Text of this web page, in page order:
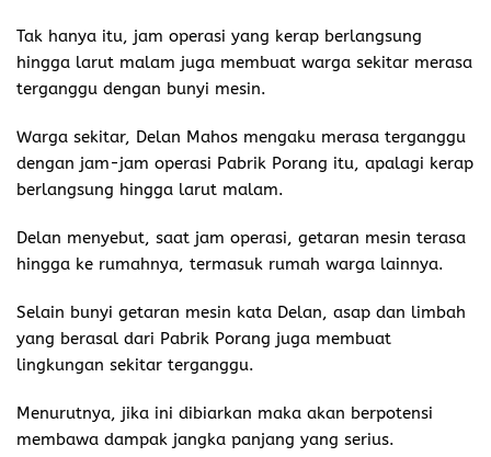
Tak hanya itu, jam operasi yang kerap berlangsung
hingga larut malam juga membuat warga sekitar merasa
terganggu dengan bunyi mesin.
Warga sekitar, Delan Mahos mengaku merasa terganggu
dengan jam-jam operasi Pabrik Porang itu, apalagi kerap
berlangsung hingga larut malam.
Delan menyebut, saat jam operasi, getaran mesin terasa
hingga ke rumahnya, termasuk rumah warga lainnya.
Selain bunyi getaran mesin kata Delan, asap dan limbah
yang berasal dari Pabrik Porang juga membuat
lingkungan sekitar terganggu.
Menurutnya, jika ini dibiarkan maka akan berpotensi
membawa dampak jangka panjang yang serius.